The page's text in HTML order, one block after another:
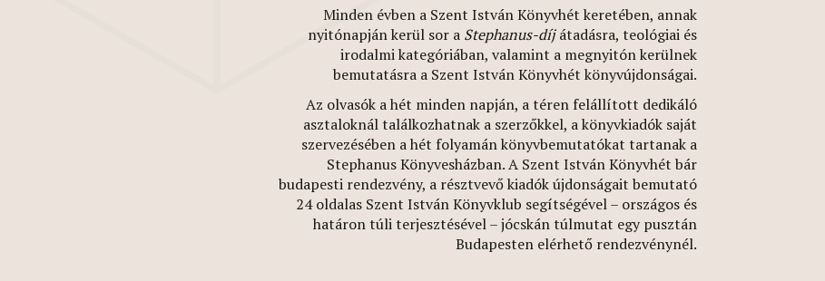
Minden évben a Szent István Könyvhét keretében, annak
nyitónapján kerül sor a Stephanus-díjátadásra, teológiai és
irodalmi kategóriában, valamint a megnyitón kerülnek
bemutatásra a Szent István Könyvhét könyvújdonságai.
Az olvasók a hét minden napján, a téren felállított dedikáló
asztaloknál találkozhatnak a szerzőkkel, a könyvkiadók saját
szervezésében a hét folyamán könyvbemutatókat tartanak a
Stephanus Könyvesházban. A Szent István Könyvhét bár
budapesti rendezvény, a résztvevő kiadók újdonságait bemutató
24 oldalas Szent István Könyvklub segítségével – országos és
határon túli terjesztésével – jócskán túlmutat egy pusztán
Budapesten elérhető rendezvénynél.